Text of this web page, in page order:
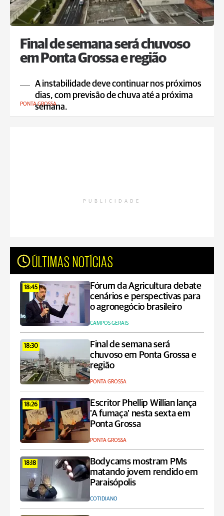
Final de semana será chuvoso
em Ponta Grossa e região
A instabilidade deve continuar nos próximos
dias, com previsão de chuva até a próxima
semana.
PONTA GROSSA
PUBLICIDADE
ÚLTIMAS NOTÍCIAS
18:45
Fórum da Agricultura debate
cenários e perspectivas para
o agronegócio brasileiro
CAMPOS GERAIS
18:30
Final de semana será
chuvoso em Ponta Grossa e
região
PONTA GROSSA
18:26
Escritor Phellip Willian lança
'A fumaça' nesta sexta em
Ponta Grossa
PONTA GROSSA
18:18
Bodycams mostram PMs
matando jovem rendido em
Paraisópolis
COTIDIANO